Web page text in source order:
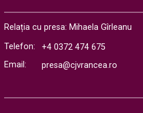
Relația cu presa: Mihaela Gîrleanu
Telefon:
+4 0372 474 675
Email:
presa@cjvrancea.ro